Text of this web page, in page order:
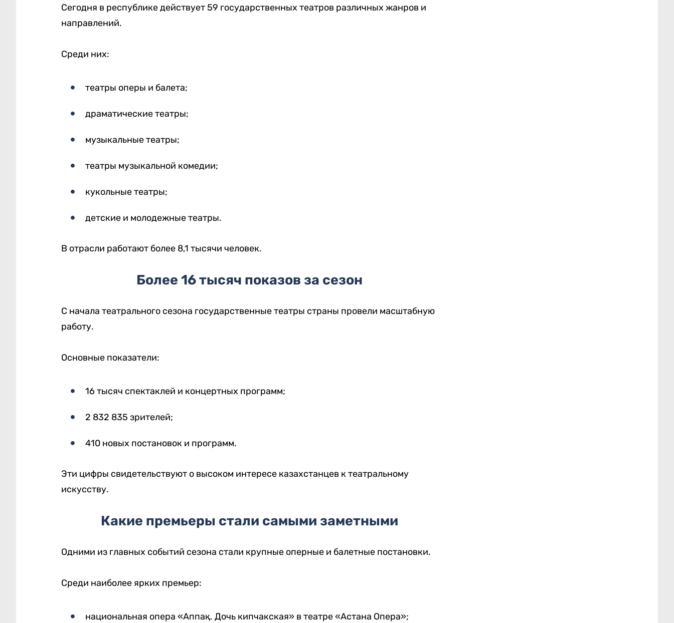
Сегодня в республике действует 59 государственных театров различных жанров и
направлений.
Среди них:
театры оперы и балета;
драматические театры;
музыкальные театры;
театры музыкальной комедии;
кукольные театры;
детские и молодежные театры.
В отрасли работают более 8,1 тысячи человек.
Более 16 тысяч показов за сезон
С начала театрального сезона государственные театры страны провели масштабную
работу.
Основные показатели:
16 тысяч спектаклей и концертных программ;
2 832 835 зрителей;
410 новых постановок и программ.
Эти цифры свидетельствуют о высоком интересе казахстанцев к театральному
искусству.
Какие премьеры стали самыми заметными
Одними из главных событий сезона стали крупные оперные и балетные постановки.
Среди наиболее ярких премьер:
национальная опера «Аппақ. Дочь кипчакская» в театре «Астана Опера»;